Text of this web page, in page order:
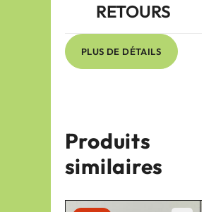
RETOURS
PLUS DE DÉTAILS
Produits
similaires